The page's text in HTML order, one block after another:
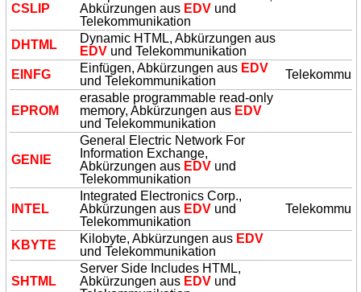
CSLIP
Abkürzungen aus EDV und
Telekommunikation
DHTML
Dynamic HTML, Abkürzungen aus
EDV und Telekommunikation
EINFG
Einfügen, Abkürzungen aus EDV
und Telekommunikation
EPROM
erasable programmable read-only
memory, Abkürzungen aus EDV
und Telekommunikation
GENIE
General Electric Network For
Information Exchange,
Abkürzungen aus EDV und
Telekommunikation
INTEL
Integrated Electronics Corp.,
Abkürzungen aus EDV und
Telekommunikation
KBYTE Kilobyte, Abkürzungen aus EDV
und Telekommunikation
SHTML
Server Side Includes HTML,
Abkürzungen aus EDV und